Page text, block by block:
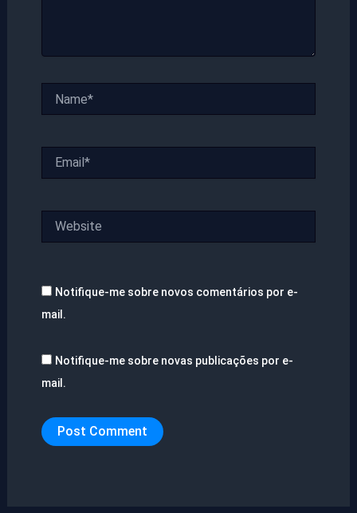
Notifique-me sobre novos comentários por e-
mail.
Notifique-me sobre novas publicações por e-
mail.